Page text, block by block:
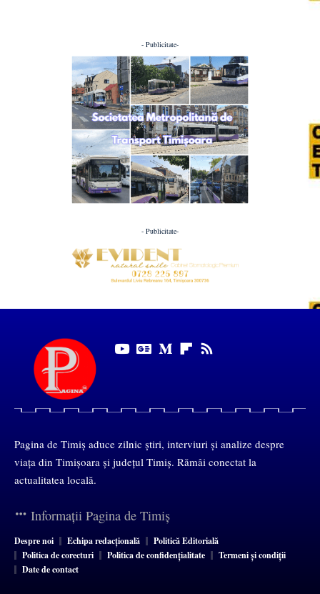
- Publicitate-
- Publicitate-
Pagina de Timiș aduce zilnic știri, interviuri și analize despre
viața din Timișoara și județul Timiș. Rămâi conectat la
actualitatea locală.
Informații Pagina de Timiș
Despre noi Echipa redacțională
Politică Editorială
Politica de corecturi
Politica de confidențialitate
Termeni și condiții
Date de contact